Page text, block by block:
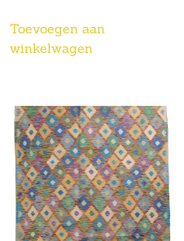
Toevoegen aan
winkelwagen